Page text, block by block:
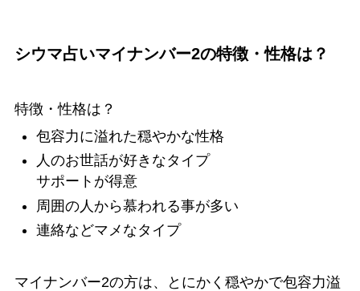
シウマ占いマイナンバー2の特徴・性格は？
特徴・性格は？
包容力に溢れた穏やかな性格
人のお世話が好きなタイプ
サポートが得意
周囲の人から慕われる事が多い
連絡などマメなタイプ
マイナンバー2の方は、とにかく穏やかで包容力溢